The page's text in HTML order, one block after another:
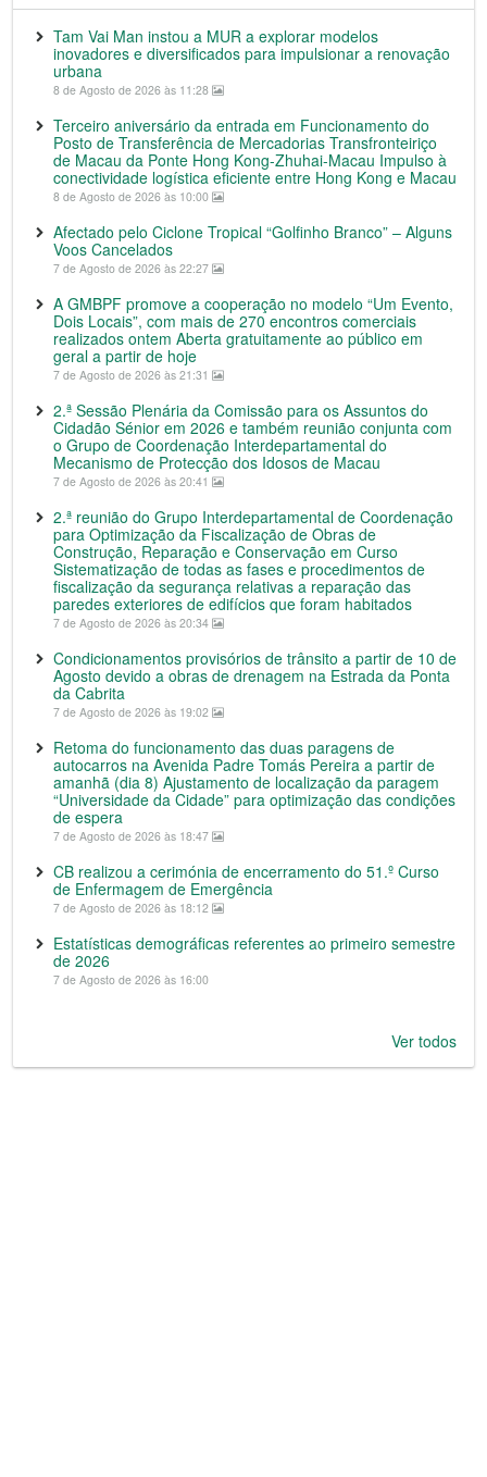
Tam Vai Man instou a MUR a explorar modelos
inovadores e diversificados para impulsionar a renovação
urbana
8 de Agosto de 2026 às 11:28
Terceiro aniversário da entrada em Funcionamento do
Posto de Transferência de Mercadorias Transfronteiriço
de Macau da Ponte Hong Kong-Zhuhai-Macau Impulso à
conectividade logística eficiente entre Hong Kong e Macau
8 de Agosto de 2026 às 10:00
Afectado pelo Ciclone Tropical “Golfinho Branco” – Alguns
Voos Cancelados
7 de Agosto de 2026 às 22:27
A GMBPF promove a cooperação no modelo “Um Evento,
Dois Locais”, com mais de 270 encontros comerciais
realizados ontem Aberta gratuitamente ao público em
geral a partir de hoje
7 de Agosto de 2026 às 21:31
2.ª Sessão Plenária da Comissão para os Assuntos do
Cidadão Sénior em 2026 e também reunião conjunta com
o Grupo de Coordenação Interdepartamental do
Mecanismo de Protecção dos Idosos de Macau
7 de Agosto de 2026 às 20:41
2.ª reunião do Grupo Interdepartamental de Coordenação
para Optimização da Fiscalização de Obras de
Construção, Reparação e Conservação em Curso
Sistematização de todas as fases e procedimentos de
fiscalização da segurança relativas a reparação das
paredes exteriores de edifícios que foram habitados
7 de Agosto de 2026 às 20:34
Condicionamentos provisórios de trânsito a partir de 10 de
Agosto devido a obras de drenagem na Estrada da Ponta
da Cabrita
7 de Agosto de 2026 às 19:02
Retoma do funcionamento das duas paragens de
autocarros na Avenida Padre Tomás Pereira a partir de
amanhã (dia 8) Ajustamento de localização da paragem
“Universidade da Cidade” para optimização das condições
de espera
7 de Agosto de 2026 às 18:47
CB realizou a cerimónia de encerramento do 51.º Curso
de Enfermagem de Emergência
7 de Agosto de 2026 às 18:12
Estatísticas demográficas referentes ao primeiro semestre
de 2026
7 de Agosto de 2026 às 16:00
Ver todos